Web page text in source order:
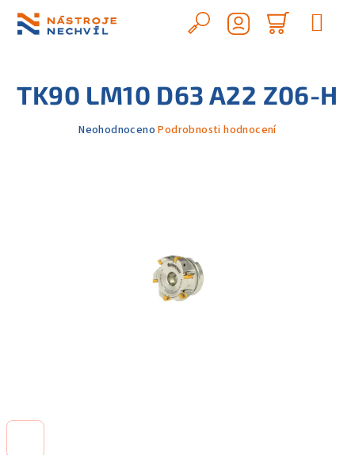
obsah
Hledat
košík
TK90 LM10 D63 A22 Z06-H
Průměrné
Neohodnoceno Podrobnosti hodnocení